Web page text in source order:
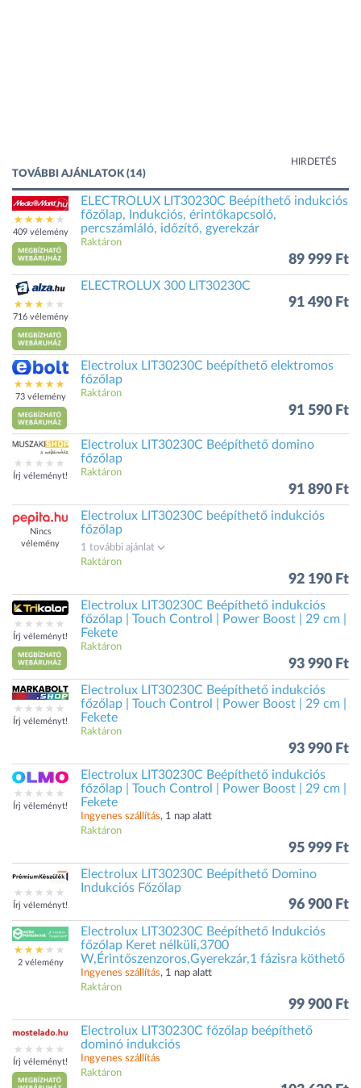
HIRDETÉS
TOVÁBBI AJÁNLATOK (14)
409 vélemény
ELECTROLUX LIT30230C Beépíthető indukciós
főzőlap, Indukciós, érintőkapcsoló,
percszámláló, időzítő, gyerekzár
Raktáron
89 999 Ft
716 vélemény
ELECTROLUX 300 LIT30230C
91 490 Ft
73 vélemény
Electrolux LIT30230C beépíthető elektromos
főzőlap
Raktáron
91 590 Ft
Írj véleményt!
Electrolux LIT30230C Beépíthető domino
főzőlap
Raktáron
91 890 Ft
Nincs
vélemény
Electrolux LIT30230C beépíthető indukciós
főzőlap
1 további ajánlat
Raktáron
92 190 Ft
Írj véleményt!
Electrolux LIT30230C Beépíthető indukciós
főzőlap | Touch Control | Power Boost | 29 cm |
Fekete
Raktáron
93 990 Ft
Írj véleményt!
Electrolux LIT30230C Beépíthető indukciós
főzőlap | Touch Control | Power Boost | 29 cm |
Fekete
Raktáron
93 990 Ft
Írj véleményt!
Electrolux LIT30230C Beépíthető indukciós
főzőlap | Touch Control | Power Boost | 29 cm |
Fekete
Ingyenes szállítás, 1 nap alatt
Raktáron
95 999 Ft
Írj véleményt!
Electrolux LIT30230C Beépíthető Domino
Indukciós Főzőlap
96 900 Ft
2 vélemény
Electrolux LIT30230C Beépíthető Indukciós
főzőlap Keret nélküli,3700
W,Érintőszenzoros,Gyerekzár,1 fázisra köthető
Ingyenes szállítás, 1 nap alatt
Raktáron
99 900 Ft
Írj véleményt!
Electrolux LIT30230C főzőlap beépíthető
dominó indukciós
Ingyenes szállítás
Raktáron